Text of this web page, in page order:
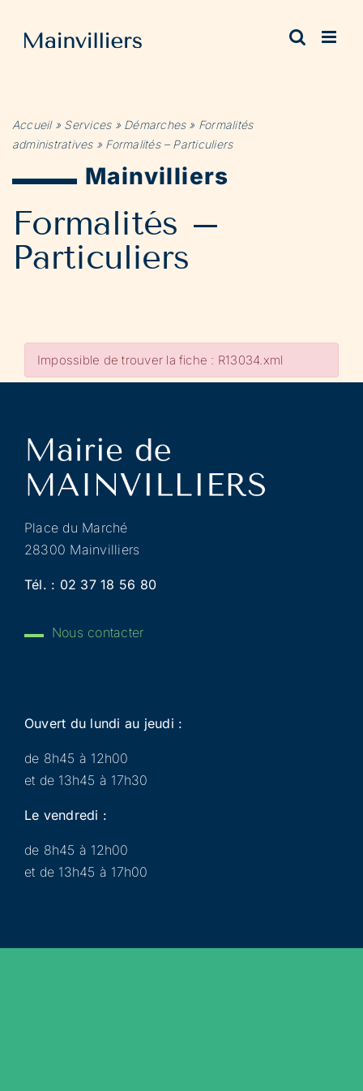
contenu
Accueil» Services» Démarches» Formalités
administratives» Formalités – Particuliers
Mainvilliers
Formalités –
Particuliers
Impossible de trouver la fiche : R13034.xml
Place du Marché
28300 Mainvilliers
Tél. : 02 37 18 56 80
Nous contacter
Ouvert du lundi au jeudi :
de 8h45 à 12h00
et de 13h45 à 17h30
Le vendredi :
de 8h45 à 12h00
et de 13h45 à 17h00